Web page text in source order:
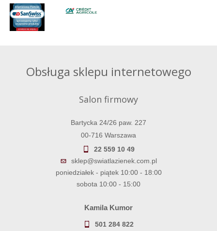
Obsługa sklepu internetowego
Salon firmowy
Bartycka 24/26 paw. 227
00-716 Warszawa
22 559 10 49
sklep@swiatlazienek.com.pl
poniedziałek - piątek 10:00 - 18:00
sobota 10:00 - 15:00
Kamila Kumor
501 284 822